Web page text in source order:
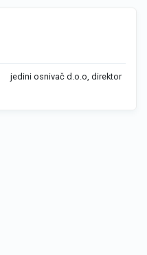
jedini osnivač d.o.o, direktor